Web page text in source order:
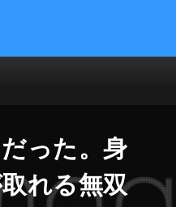
った。身
れる無双